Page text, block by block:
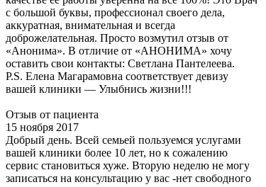
с большой буквы, профессионал своего дела,
аккуратная, внимательная и всегда
доброжелательная. Просто возмутил отзыв от
«Анонима». В отличие от «АНОНИМА» хочу
оставить свои контакты: Светлана Пантелеева.
P.S. Елена Магарамовна соответствует девизу
вашей клиники — Улыбнись жизни!!!
Отзыв от пациента
15 ноября 2017
Добрый день. Всей семьей пользуемся услугами
вашей клиники более 10 лет, но к сожалению
сервис становиться хуже. Вторую неделю не могу
записаться на консультацию у вас -нет свободного